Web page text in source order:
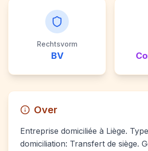
Rechtsvorm
BV
Over
Entreprise domiciliée à Liège.
domiciliation: Transfert de siège.